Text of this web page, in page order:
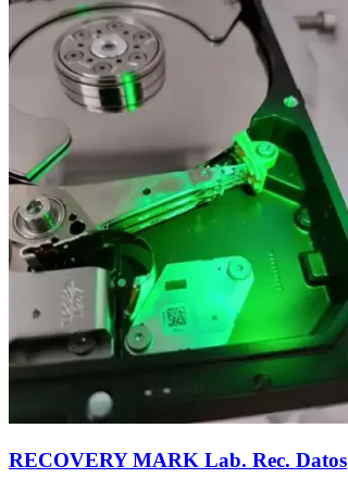
RECOVERY MARK Lab. Rec. Datos